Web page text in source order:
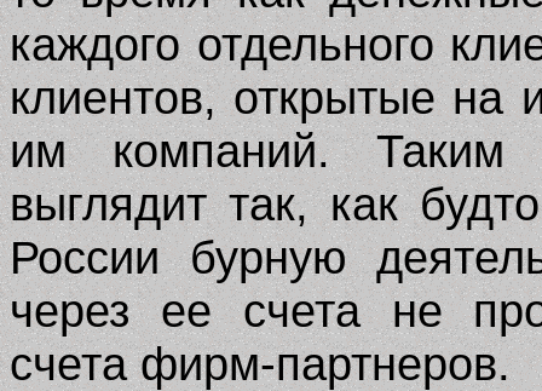
каждого отдельного
клиентов, открытые на
им компаний. Таким
выглядит так, как
России бурную
через ее счета не
счета фирм-партнеров.